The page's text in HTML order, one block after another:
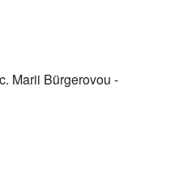
Marii Bürgerovou -